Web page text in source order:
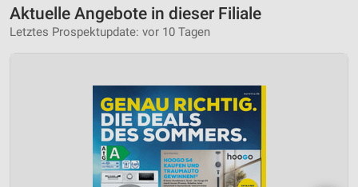
Aktuelle Angebote in dieser Filiale
Letztes Prospektupdate: vor 10 Tagen